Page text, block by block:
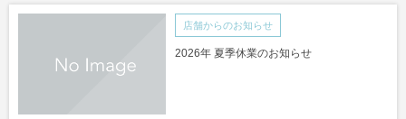
店舗からのお知らせ
2026年 夏季休業のお知らせ